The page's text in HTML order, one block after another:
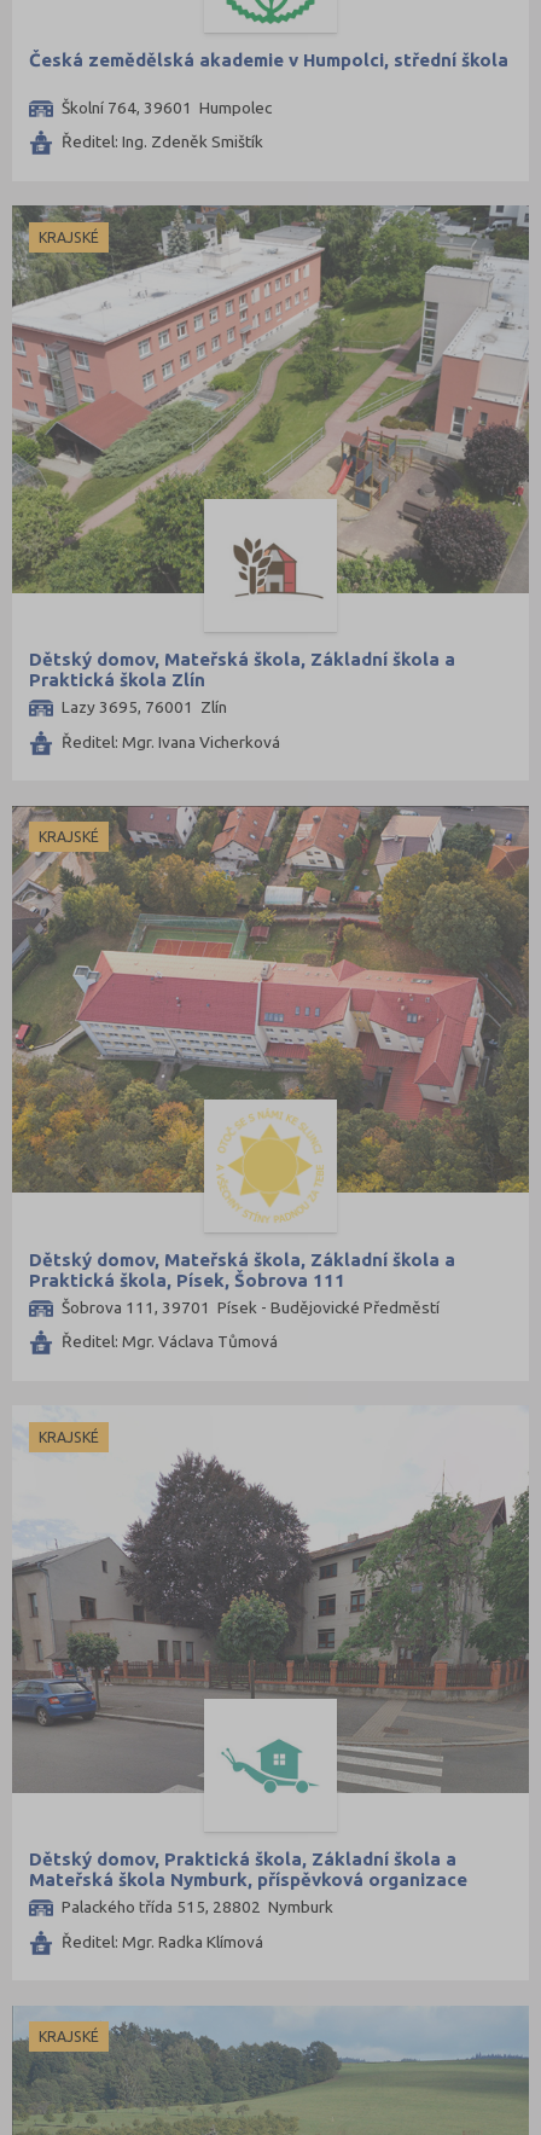
Česká zemědělská akademie v Humpolci, střední škola
Školní 764, 39601 Humpolec
Ředitel: Ing. Zdeněk Smištík
KRAJSKÉ
Dětský domov, Mateřská škola, Základní škola a
Praktická škola Zlín
Lazy 3695, 76001 Zlín
Ředitel: Mgr. Ivana Vicherková
KRAJSKÉ
Dětský domov, Mateřská škola, Základní škola a
Praktická škola, Písek, Šobrova 111
Šobrova 111, 39701 Písek - Budějovické Předměstí
Ředitel: Mgr. Václava Tůmová
KRAJSKÉ
Dětský domov, Praktická škola, Základní škola a
Mateřská škola Nymburk, příspěvková organizace
Palackého třída 515, 28802 Nymburk
Ředitel: Mgr. Radka Klímová
KRAJSKÉ